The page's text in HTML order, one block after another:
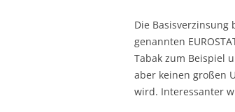
Die
genannten
Tabak zum Beispiel
aber keinen großen
wird. Interessanter